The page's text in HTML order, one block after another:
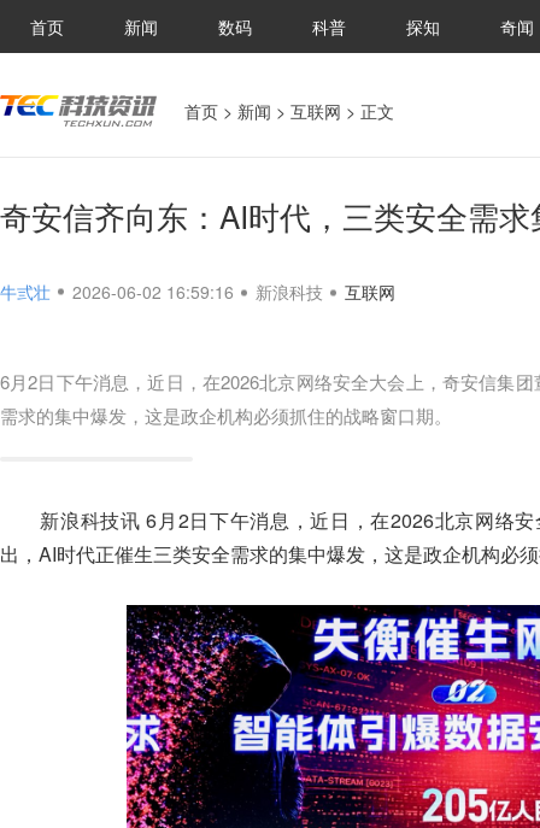
首页 新闻 数码 科普 探知 奇闻
首页 > 新闻 > 互联网 > 正文
奇安信齐向东：AI时代，三类安全需
牛弎壮 2026-06-02 16:59:16 新浪科技 互联网
6月2日下午消息，近日，在2026北京网络安全大会上，奇安信集
需求的集中爆发，这是政企机构必须抓住的战略窗口期。
新浪科技讯 6月2日下午消息，近日，在2026北京网络安
出，AI时代正催生三类安全需求的集中爆发，这是政企机构必